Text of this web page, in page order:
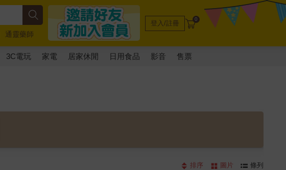
通靈藥師
登入/註冊 0
3C電玩 家電 居家休閒 日用食品 影音 售票
排序 圖片 條列